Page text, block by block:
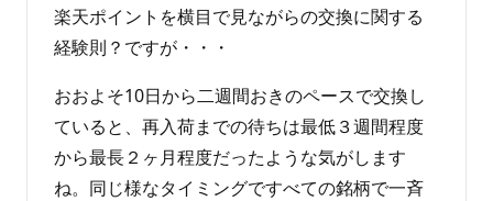
楽天ポイントを横目で見ながらの交換に関する
経験則？ですが・・・
おおよそ10日から二週間おきのペースで交換し
ていると、再入荷までの待ちは最低３週間程度
から最長２ヶ月程度だったような気がします
ね。同じ様なタイミングですべての銘柄で一斉